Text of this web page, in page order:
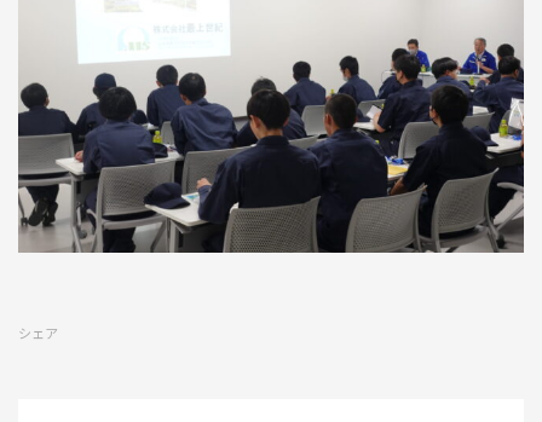
シェア